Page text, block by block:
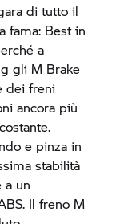
di tutto il
fama: Best in
a
gli M Brake
dei freni
ancora più
e pinza in
stabilità
a un
Il freno M